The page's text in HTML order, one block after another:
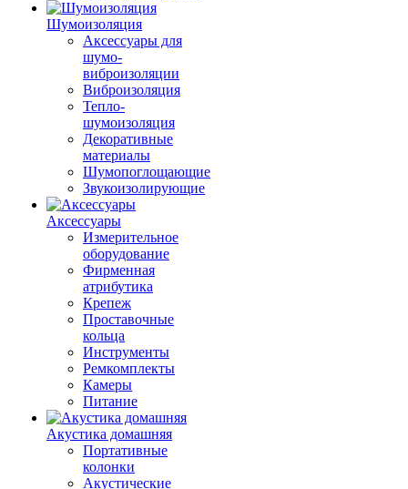
Шумоизоляция
Аксессуары для
шумо-
виброизоляции
Виброизоляция
Тепло-
шумоизоляция
Декоративные
материалы
Шумопоглощающие
Звукоизолирующие
Аксессуары
Измерительное
оборудование
Фирменная
атрибутика
Крепеж
Проставочные
кольца
Инструменты
Ремкомплекты
Камеры
Питание
Акустика домашняя
Портативные
колонки
Акустические